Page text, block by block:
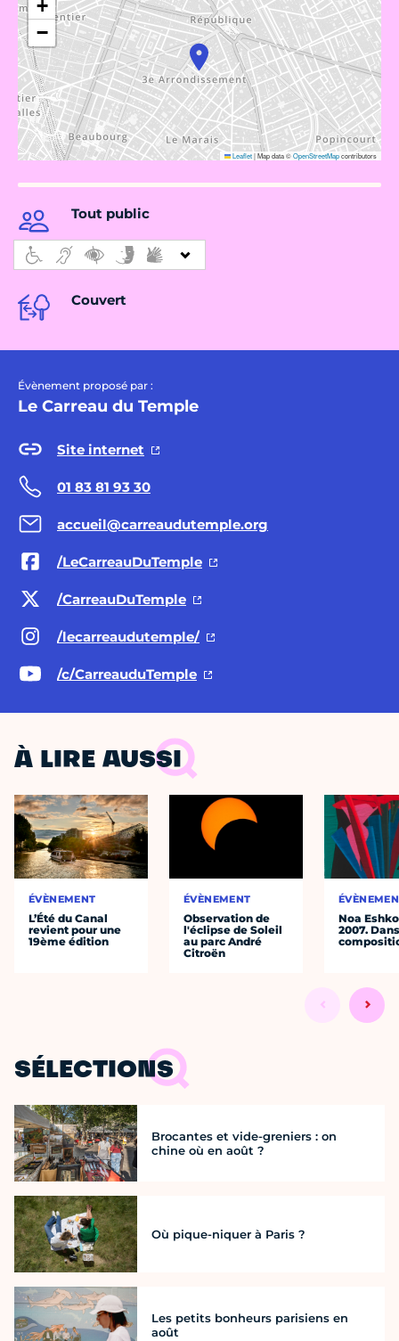
+
−
Leaflet|Map data ©OpenStreetMapcontributors
Tout public
Couvert
Évènement proposé par :
Le Carreau du Temple
Site internet
01 83 81 93 30
accueil@carreaudutemple.org
/LeCarreauDuTemple
/CarreauDuTemple
/lecarreaudutemple/
/c/CarreauduTemple
À LIRE AUSSI
ÉVÈNEMENT
L’Été du Canal
revient pour une
19ème édition
ÉVÈNEMENT
Observation de
l'éclipse de Soleil
au parc André
Citroën
Noa
2007.
SÉLECTIONS
Brocantes et vide-greniers : on
chine où en août ?
Où pique-niquer à Paris ?
Les petits bonheurs parisiens en
août